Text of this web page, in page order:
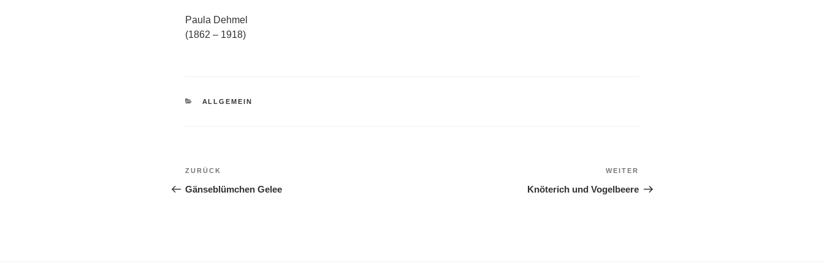
Paula Dehmel
(1862 – 1918)
KATEGORIEN
ALLGEMEIN
Beitragsnavigation
Vorheriger
Beitrag
ZURÜCK
Gänseblümchen Gelee
Beitrag
WEITER
Knöterich und Vogelbeere